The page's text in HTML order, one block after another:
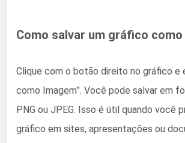
Como salvar um gráfico como
Clique com o botão direito no gráfico e
como Imagem”. Você pode salvar em
PNG ou JPEG. Isso é útil quando você
gráfico em sites, apresentações ou